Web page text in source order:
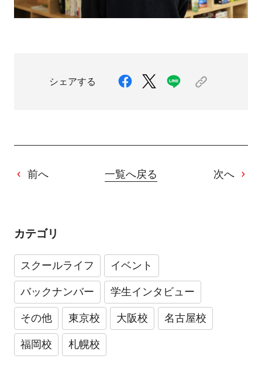
シェアする
前へ 一覧へ戻る 次へ
カテゴリ
スクールライフ イベント
バックナンバー 学生インタビュー
その他 東京校 大阪校 名古屋校
福岡校 札幌校